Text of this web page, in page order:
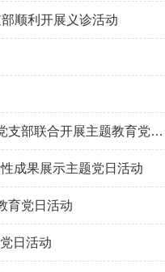
顺利开展义诊活动
支部联合开展主题教育党…
成果展示主题党日活动
育党日活动
日活动